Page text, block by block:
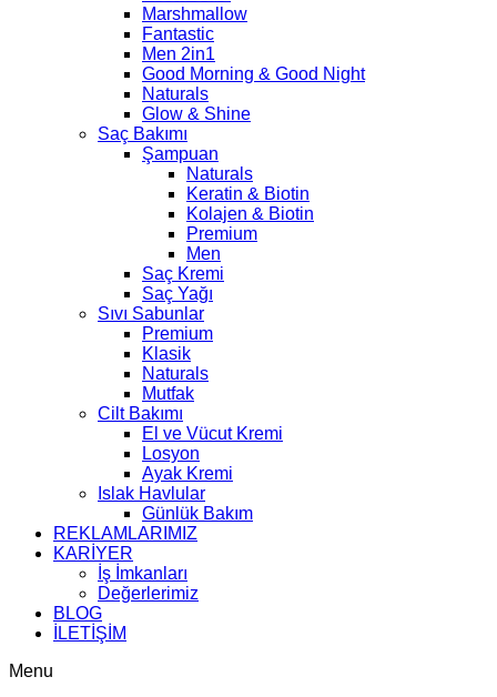
Marshmallow
Fantastic
Men 2in1
Good Morning & Good Night
Naturals
Glow & Shine
Saç Bakımı
Şampuan
Naturals
Keratin & Biotin
Kolajen & Biotin
Premium
Men
Saç Kremi
Saç Yağı
Sıvı Sabunlar
Premium
Klasik
Naturals
Mutfak
Cilt Bakımı
El ve Vücut Kremi
Losyon
Ayak Kremi
Islak Havlular
Günlük Bakım
REKLAMLARIMIZ
KARİYER
İş İmkanları
Değerlerimiz
BLOG
İLETİŞİM
Menu